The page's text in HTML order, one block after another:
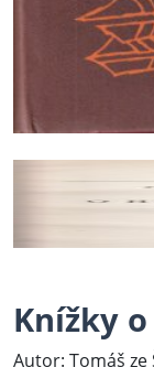
Knížky
Autor: Tomáš ze